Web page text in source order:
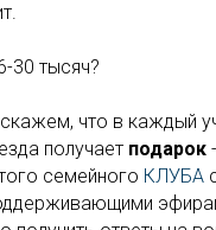
30 тысяч?
что в каждый
получает подарок
семейного КЛУБА